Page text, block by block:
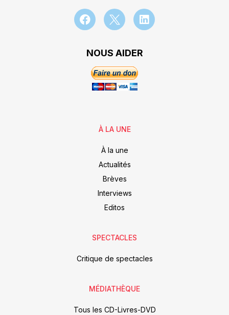
NOUS AIDER
À LA UNE
À la une
Actualités
Brèves
Interviews
Editos
SPECTACLES
Critique de spectacles
MÉDIATHÈQUE
Tous les CD-Livres-DVD